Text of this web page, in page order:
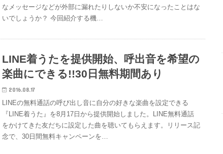
なメッセージなどが外部に漏れたりしないか不安になったことはな
いでしょうか？ 今回紹介する機…
LINE着うたを提供開始、呼出音を希望の
楽曲にできる!!30日無料期間あり
2016.08.17
LINEの無料通話の呼び出し音に自分の好きな楽曲を設定できる
『LINE着うた』を8月17日から提供開始しました。LINE無料通話
をかけてきた友だちに設定した曲を聴いてもらえます。リリース記
念で、30日間無料キャンペーンを…